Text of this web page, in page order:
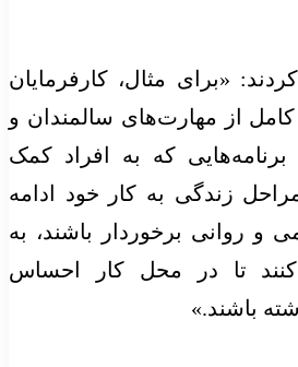
«برای مثال، کارفرمایان
کامل از مهارت‌های سالمندان و
که به افراد کمک
زندگی به کار خود ادامه
و روانی برخوردار باشند، به
تا در محل کار احساس
باشند.»